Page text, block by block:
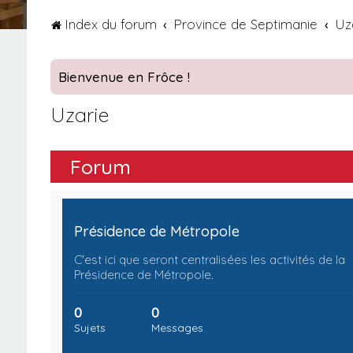
Index du forum Province de Septimanie
Bienvenue en Frôce !
Uzarie
Forum
Présidence de Métropole
C'est ici que seront centralisées les activités de la
Présidence de Métropole.
0
Sujets
0
Messages